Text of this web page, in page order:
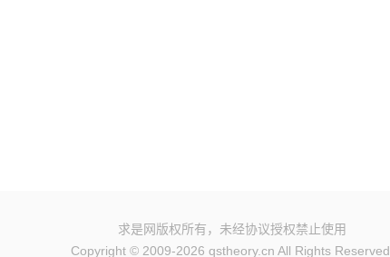
求是网版权所有，未经协议授权禁止使用
Copyright © 2009-2026 qstheory.cn All Rights Reserved.